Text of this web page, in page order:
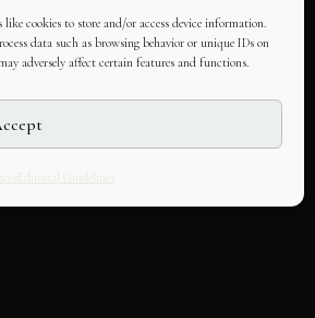
like cookies to store and/or access device information.
data such as browsing behavior or unique IDs on
adversely affect certain features and functions.
Editorial Guidelines